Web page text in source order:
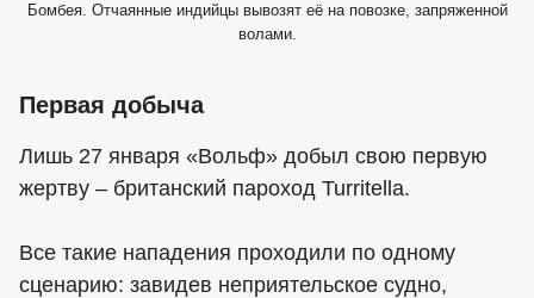
Бомбея. Отчаянные индийцы вывозят её на повозке, запряженной
волами.
Первая добыча
Лишь 27 января «Вольф» добыл свою первую
жертву – британский пароход Turritella.
Все такие нападения проходили по одному
сценарию: завидев неприятельское судно,